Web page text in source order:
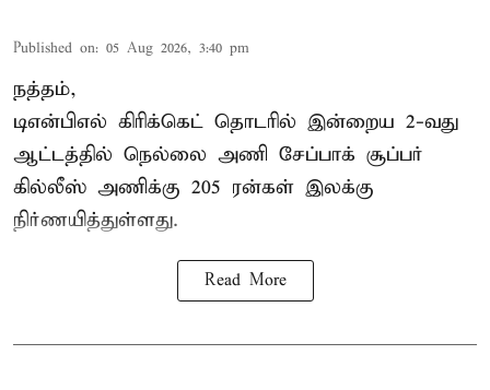
Published on: 05 Aug 2026, 3:40 pm
நத்தம்,
டிஎன்பிஎல் கிரிக்கெட் தொடரில் இன்றைய 2-வது
ஆட்டத்தில் நெல்லை அணி சேப்பாக் சூப்பர்
கில்லீஸ் அணிக்கு 205 ரன்கள் இலக்கு
நிர்ணயித்துள்ளது.
Read More